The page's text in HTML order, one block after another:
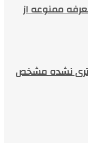
ممنوعه از
نشده مشخص